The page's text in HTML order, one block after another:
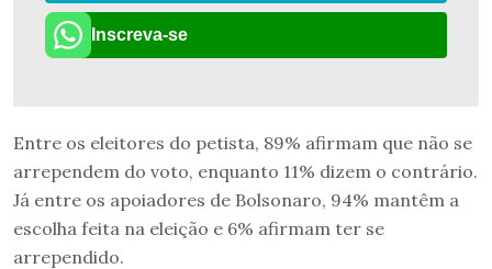
Inscreva-se
Entre os eleitores do petista, 89% afirmam que não se
arrependem do voto, enquanto 11% dizem o contrário.
Já entre os apoiadores de Bolsonaro, 94% mantêm a
escolha feita na eleição e 6% afirmam ter se
arrependido.